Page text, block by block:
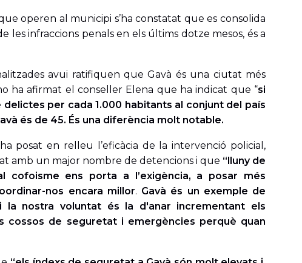
operen al municipi s’ha constatat que es consolida
les infraccions penals en els últims dotze mesos, és a
avui ratifiquen que Gavà és una ciutat més
ha afirmat el conseller Elena que ha indicat que “si
delictes per cada 1.000 habitants al conjunt del país
és de 45. És una diferència molt notable.
posat en relleu l’eficàcia de la intervenció policial,
amb un major nombre de detencions i que “lluny de
cofoisme ens porta a l’exigència, a posar més
nos encara millor. Gavà és un exemple de
la nostra voluntat és la d'anar incrementant els
cossos de seguretat i emergències perquè quan